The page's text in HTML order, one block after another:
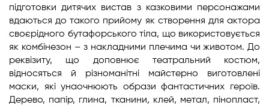
підготовки дитячих вистав з казковими персонажами
вдаються до такого прийому як створення для актора
своєрідного бутафорського тіла, що використовується
як комбінезон – з накладними плечима чи животом. До
реквізиту, що доповнює театральний костюм,
відносяться й різноманітні майстерно виготовлені
маски, які унаочнюють образи фантастичних героїв.
Дерево, папір, глина, тканини, клей, метал, пінопласт,